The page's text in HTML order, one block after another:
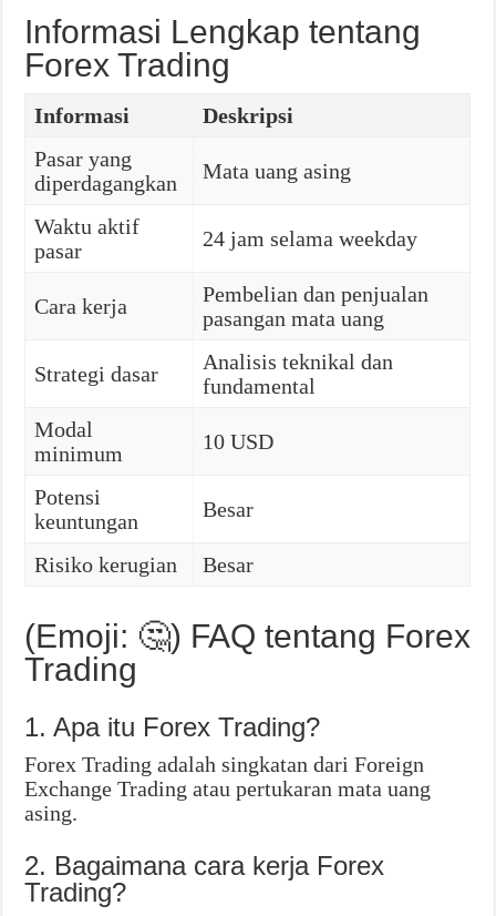
Informasi Lengkap tentang
Forex Trading
Informasi
Deskripsi
Pasar yang
diperdagangkan
Mata uang asing
Waktu aktif
pasar
24 jam selama weekday
Cara kerja
Pembelian dan penjualan
pasangan mata uang
Strategi dasar
Analisis teknikal dan
fundamental
Modal
minimum
10 USD
Potensi
keuntungan
Besar
Risiko kerugian Besar
(Emoji: 🤔) FAQ tentang Forex
Trading
1. Apa itu Forex Trading?
Forex Trading adalah singkatan dari Foreign
Exchange Trading atau pertukaran mata uang
asing.
2. Bagaimana cara kerja Forex
Trading?